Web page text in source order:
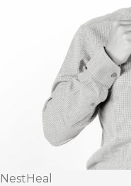
NestHeal